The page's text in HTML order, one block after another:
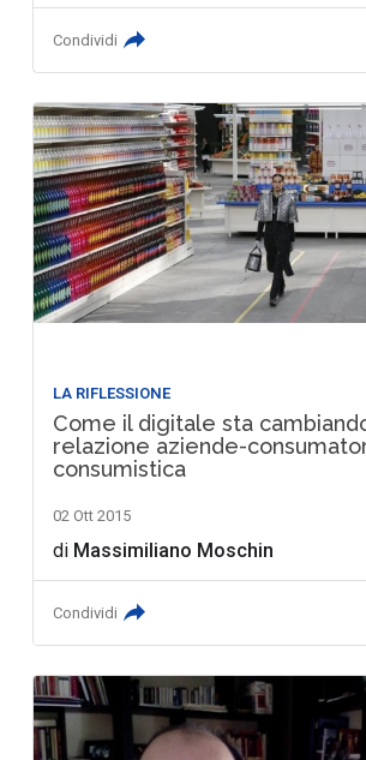
Condividi
LA RIFLESSIONE
Come il digitale sta
relazione aziende-
consumistica
02 Ott 2015
di Massimiliano Moschin
Condividi